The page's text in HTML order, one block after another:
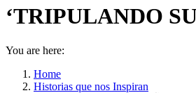
‘TRIPULANDO
You are here:
Home
Historias que nos Inspiran